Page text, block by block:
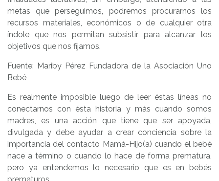
metas que perseguimos, podremos procurarnos los
recursos materiales, económicos o de cualquier otra
índole que nos permitan subsistir para alcanzar los
objetivos que nos fijamos.
Fuente: Mariby Pérez Fundadora de la Asociación Uno
Bebé
Es realmente imposible luego de leer éstas líneas no
conectarnos con ésta historia y más cuando somos
madres, es una acción que tiene que ser apoyada,
divulgada y debe ayudar a crear conciencia sobre la
importancia del contacto Mamá-Hijo(a) cuando el bebé
nace a término o cuando lo hace de forma prematura,
pero ya entendemos lo necesario que es en bebés